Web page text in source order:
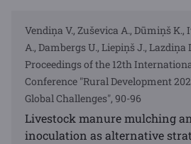
Vendiņa V., Zuševica A., Dūmiņš K.,
A., Dambergs U., Liepiņš J., Lazdiņa
Proceedings of the 12th
Conference "Rural Development
Global Challenges", 90-96
Livestock manure mulching
inoculation as alternative